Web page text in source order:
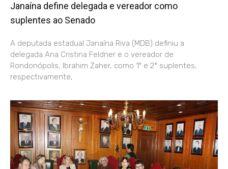
Janaína define delegada e vereador como
suplentes ao Senado
A deputada estadual Janaína Riva (MDB) definiu a
delegada Ana Cristina Feldner e o vereador de
Rondonópolis, Ibrahim Zaher, como 1º e 2ª suplentes,
respectivamente,